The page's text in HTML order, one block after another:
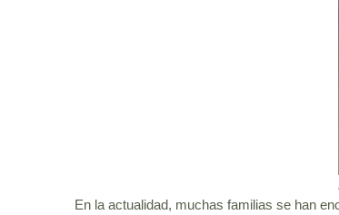
En la actualidad, muchas familias se han